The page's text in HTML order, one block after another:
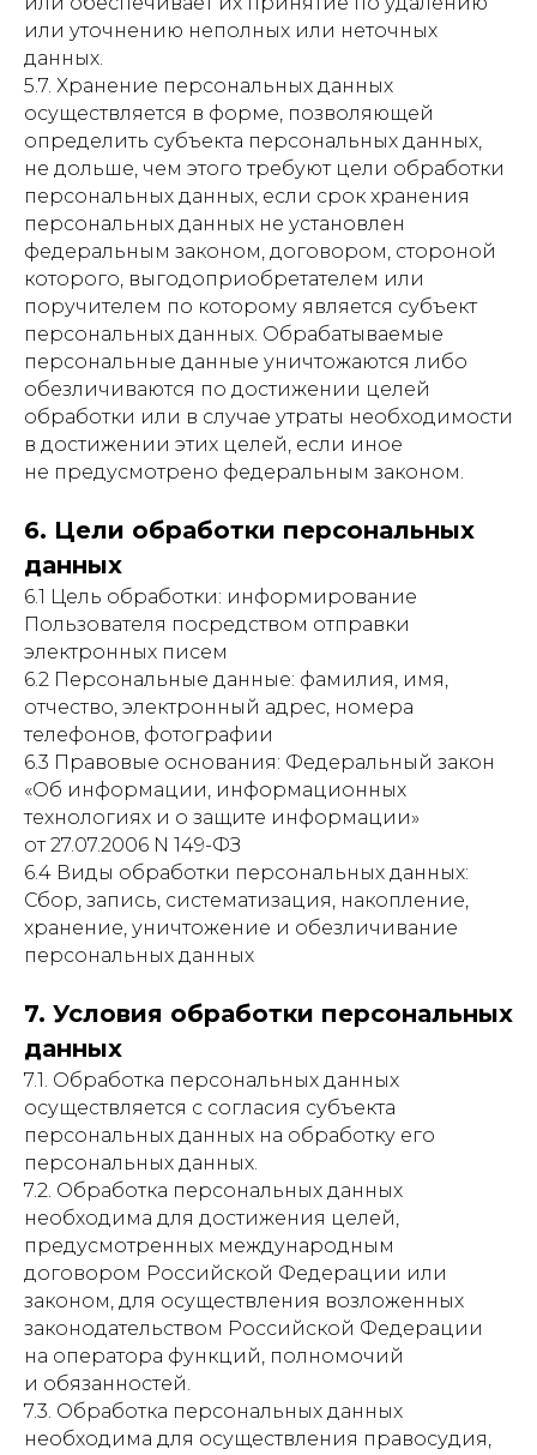
или уточнению неполных или неточных
данных.
5.7. Хранение персональных данных
осуществляется в форме, позволяющей
определить субъекта персональных данных,
не дольше, чем этого требуют цели обработки
персональных данных, если срок хранения
персональных данных не установлен
федеральным законом, договором, стороной
которого, выгодоприобретателем или
поручителем по которому является субъект
персональных данных. Обрабатываемые
персональные данные уничтожаются либо
обезличиваются по достижении целей
обработки или в случае утраты необходимости
в достижении этих целей, если иное
не предусмотрено федеральным законом.
6. Цели обработки персональных
данных
6.1 Цель обработки: информирование
Пользователя посредством отправки
электронных писем
6.2 Персональные данные: фамилия, имя,
отчество, электронный адрес, номера
телефонов, фотографии
6.3 Правовые основания: Федеральный закон
«Об информации, информационных
технологиях и о защите информации»
от 27.07.2006 N 149-ФЗ
6.4 Виды обработки персональных данных:
Сбор, запись, систематизация, накопление,
хранение, уничтожение и обезличивание
персональных данных
7. Условия обработки персональных
данных
7.1. Обработка персональных данных
осуществляется с согласия субъекта
персональных данных на обработку его
персональных данных.
7.2. Обработка персональных данных
необходима для достижения целей,
предусмотренных международным
договором Российской Федерации или
законом, для осуществления возложенных
законодательством Российской Федерации
на оператора функций, полномочий
и обязанностей.
7.3. Обработка персональных данных
необходима для осуществления правосудия,